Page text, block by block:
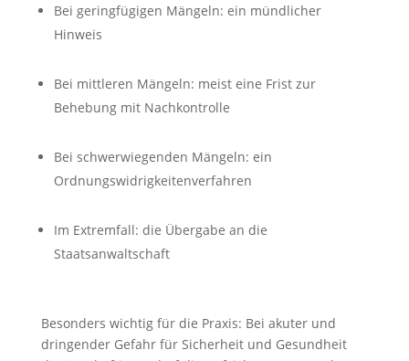
Bei geringfügigen Mängeln: ein mündlicher
Hinweis
Bei mittleren Mängeln: meist eine Frist zur
Behebung mit Nachkontrolle
Bei schwerwiegenden Mängeln: ein
Ordnungswidrigkeitenverfahren
Im Extremfall: die Übergabe an die
Staatsanwaltschaft
Besonders wichtig für die Praxis: Bei akuter und
dringender Gefahr für Sicherheit und Gesundheit